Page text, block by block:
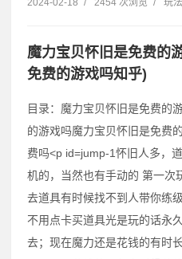
2024-02-18 / 2454 次浏览 / 玩
魔力宝贝怀旧是免费的
免费的游戏吗知乎)
目录：魔力宝贝怀旧是免费的
的游戏吗魔力宝贝怀旧是免费
费吗˂p id=jump-1怀旧人多，
机的，当然也有手动的 第一次
去道具有时候找不到人带你练
不用点卡买道具光是玩的话永
去；现在魔力还是花钱的有时